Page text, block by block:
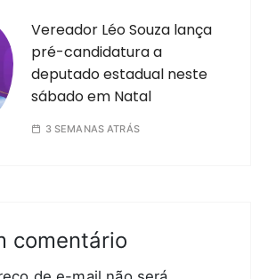
Vereador Léo Souza lança
pré-candidatura a
deputado estadual neste
sábado em Natal
3 SEMANAS ATRÁS
comentário